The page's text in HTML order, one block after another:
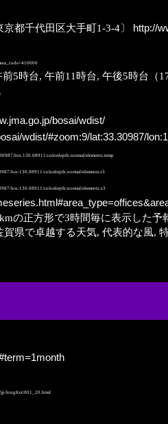
都千代田区大手町1-3-4〕 http://
5時台, 午前11時台, 午後5時台
bosai/wdist/
wdist/#zoom:9/lat:33.30987/
lon:130.08911/colordepth:normal/elements:temp
lon:130.08911/colordepth:normal/elements:r3
lon:130.08911/colordepth:normal/elements:s3
の正方形で3時間毎に表示した予
県で卓越する天気, 代表的な風,
longfcst/001_20.html